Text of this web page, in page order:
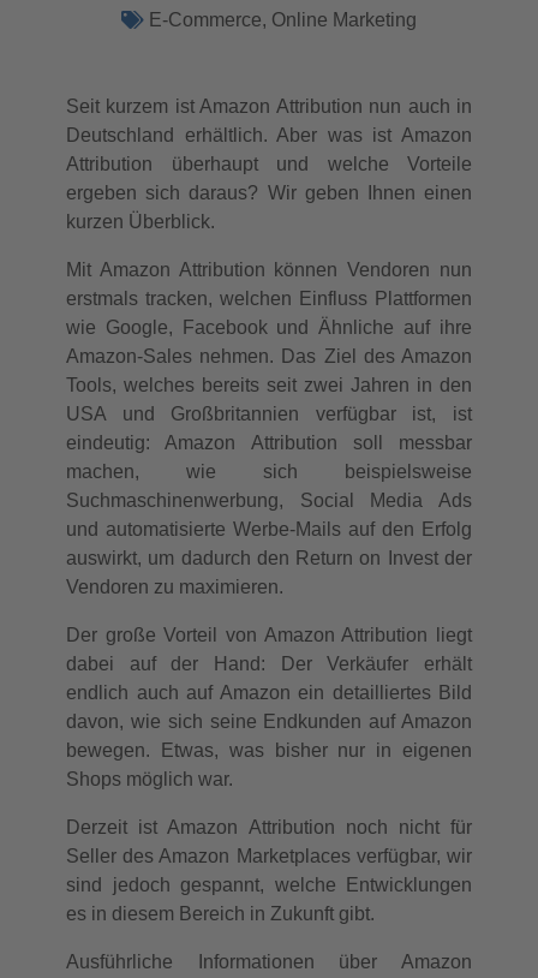
E-Commerce, Online Marketing
Seit kurzem ist Amazon Attribution nun auch in
Deutschland erhältlich. Aber was ist Amazon
Attribution überhaupt und welche Vorteile
ergeben sich daraus? Wir geben Ihnen einen
kurzen Überblick.
Mit Amazon Attribution können Vendoren nun
erstmals tracken, welchen Einfluss Plattformen
wie Google, Facebook und Ähnliche auf ihre
Amazon-Sales nehmen. Das Ziel des Amazon
Tools, welches bereits seit zwei Jahren in den
USA und Großbritannien verfügbar ist, ist
eindeutig: Amazon Attribution soll messbar
machen, wie sich beispielsweise
Suchmaschinenwerbung, Social Media Ads
und automatisierte Werbe-Mails auf den Erfolg
auswirkt, um dadurch den Return on Invest der
Vendoren zu maximieren.
Der große Vorteil von Amazon Attribution liegt
dabei auf der Hand: Der Verkäufer erhält
endlich auch auf Amazon ein detailliertes Bild
davon, wie sich seine Endkunden auf Amazon
bewegen. Etwas, was bisher nur in eigenen
Shops möglich war.
Derzeit ist Amazon Attribution noch nicht für
Seller des Amazon Marketplaces verfügbar, wir
sind jedoch gespannt, welche Entwicklungen
es in diesem Bereich in Zukunft gibt.
Ausführliche Informationen über Amazon